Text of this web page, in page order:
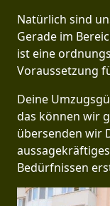
Natürlich sind
Gerade im
ist eine
Voraussetzung
Deine
das können wir
übersenden wir
Bedürfnissen